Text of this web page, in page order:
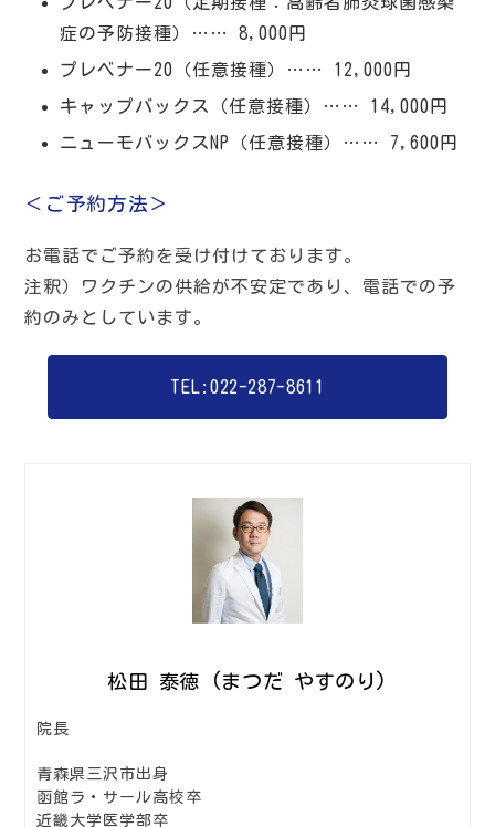
症の予防接種）…… 8,000円
プレベナー20（任意接種）…… 12,000円
キャップバックス（任意接種）…… 14,000円
ニューモバックスNP（任意接種）…… 7,600円
＜ご予約方法＞
お電話でご予約を受け付けております。
注釈）ワクチンの供給が不安定であり、電話での予
約のみとしています。
TEL:022-287-8611
松田 泰徳 (まつだ やすのり)
院長
青森県三沢市出身
函館ラ・サール高校卒
近畿大学医学部卒